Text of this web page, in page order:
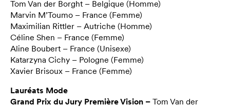
Tom Van der Borght – Belgique (Homme)
Marvin M’Toumo – France (Femme)
Maximilian Rittler – Autriche (Homme)
Céline Shen – France (Femme)
Aline Boubert – France (Unisexe)
Katarzyna Cichy – Pologne (Femme)
Xavier Brisoux – France (Femme)
Lauréats Mode
Grand Prix du Jury Première Vision – Tom Van der